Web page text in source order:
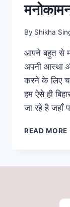
By Shikha
आपने बहुत से
अपनी आस्था
करने के लिए
हम ऐसे ही
जा रहे है जहाँ
READ MORE